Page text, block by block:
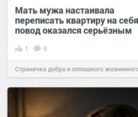
Мать мужа настаивала
переписать квартиру на
повод оказался серьёзным
1 0
Страничка добра и сплошного
позитива!20:3909 мар 2026